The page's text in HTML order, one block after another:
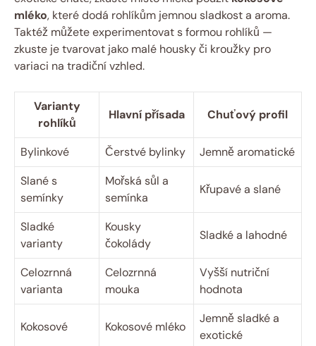
mléko, které dodá rohlíkům jemnou sladkost a aroma.
Taktéž můžete experimentovat s formou rohlíků —
zkuste je tvarovat jako malé housky či kroužky pro
variaci na tradiční vzhled.
Varianty
rohlíků
Hlavní přísada Chuťový profil
Bylinkové Čerstvé bylinky
Jemně aromatické
Slané s
semínky
Mořská sůl a
semínka
Křupavé a slané
Sladké
varianty
Kousky
čokolády
Sladké a lahodné
Celozrnná
varianta
Celozrnná
mouka
Vyšší nutriční
hodnota
Kokosové Kokosové mléko
Jemně sladké a
exotické